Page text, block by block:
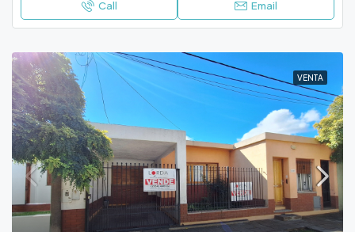
Call Email
VENTA